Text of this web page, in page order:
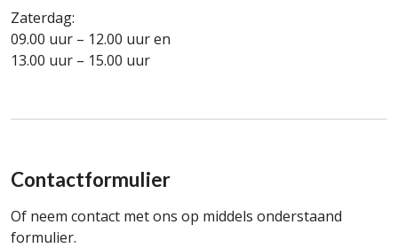
Zaterdag:
09.00 uur – 12.00 uur en
13.00 uur – 15.00 uur
Contactformulier
Of neem contact met ons op middels onderstaand
formulier.